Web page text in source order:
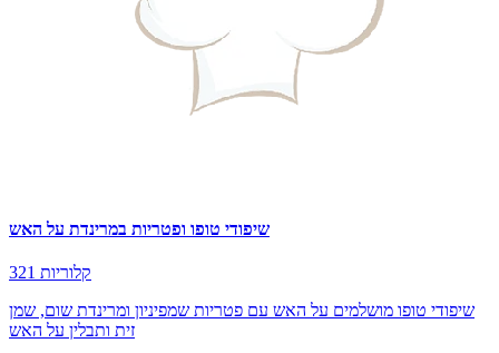
שיפודי טופו ופטריות במרינדת על האש
321 קלוריות
שיפודי טופו מושלמים על האש עם פטריות שמפיניון ומרינדת שום, שמן
זית ותבלין על האש